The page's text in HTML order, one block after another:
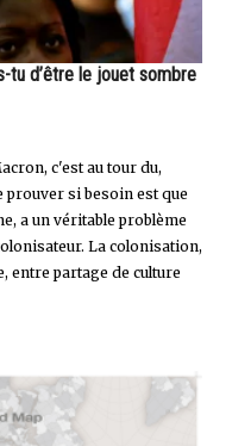
tu d’être le jouet sombre
c'est au tour du,
si besoin est que
a un véritable problème
La colonisation,
entre partage de culture